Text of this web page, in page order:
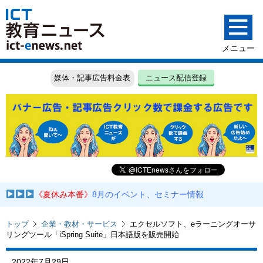
媒体・記事広告料金表 ニュース配信登録
《夏休み本番》8月のイベント、セミナー情報
トップ 企業・教材・サービス
エクセルソフト、eラーニングオーサ
リングツール「iSpring Suite」日本語版を販売開始